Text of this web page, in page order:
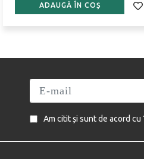
ADAUGĂ ÎN COȘ
Am citit și sunt de acord cu